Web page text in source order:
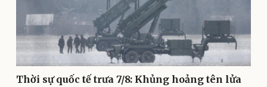
Bất động sản
Khởi nghiệp
Thị trường
Giá vàng
Tiêu dùng
Tỷ giá
Chứng khoán
Thời sự quốc tế trưa 7/8: Khủng hoảng tên lửa